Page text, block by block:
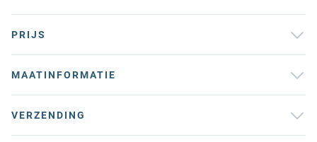
PRIJS
MAATINFORMATIE
VERZENDING